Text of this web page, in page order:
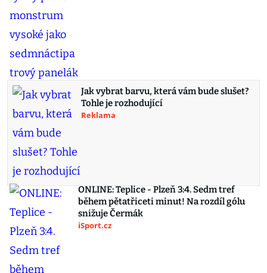
Jak vybrat barvu, která vám bude slušet?
Tohle je rozhodující
Reklama
ONLINE: Teplice - Plzeň 3:4. Sedm tref
během pětatřiceti minut! Na rozdíl gólu
snižuje Čermák
iSport.cz